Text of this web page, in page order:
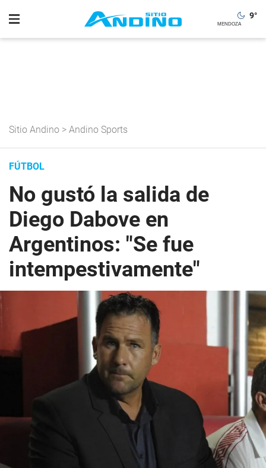
9°
Sitio Andino > Andino Sports
FÚTBOL
No gustó la salida de
Diego Dabove en
Argentinos: "Se fue
intempestivamente"